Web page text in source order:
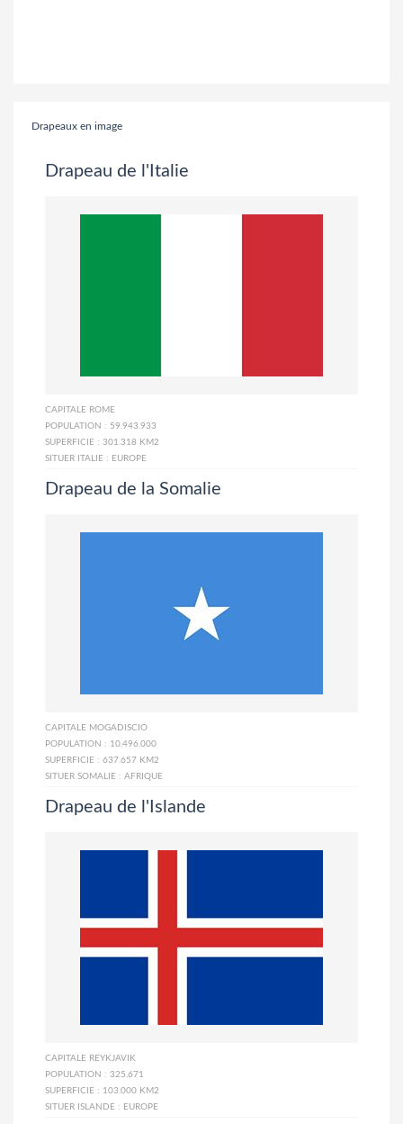
Drapeaux en image
Drapeau de l'Italie
CAPITALE ROME
POPULATION : 59.943.933
SUPERFICIE : 301.318 KM2
SITUER ITALIE : EUROPE
Drapeau de la Somalie
CAPITALE MOGADISCIO
POPULATION : 10.496.000
SUPERFICIE : 637.657 KM2
SITUER SOMALIE : AFRIQUE
Drapeau de l'Islande
CAPITALE REYKJAVIK
POPULATION : 325.671
SUPERFICIE : 103.000 KM2
SITUER ISLANDE : EUROPE